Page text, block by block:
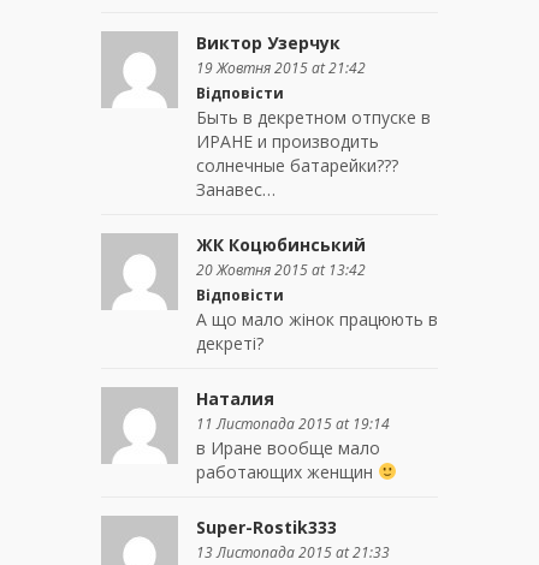
Виктор Узерчук
19 Жовтня 2015 at 21:42
Відповісти
Быть в декретном отпуске в
ИРАНЕ и производить
солнечные батарейки???
Занавес…
ЖК Коцюбинський
20 Жовтня 2015 at 13:42
Відповісти
А що мало жінок працюють в
декреті?
Наталия
11 Листопада 2015 at 19:14
в Иране вообще мало
работающих женщин
Super-Rostik333
13 Листопада 2015 at 21:33